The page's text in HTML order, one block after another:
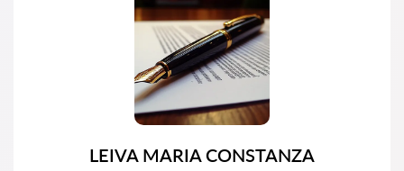
LEIVA MARIA CONSTANZA